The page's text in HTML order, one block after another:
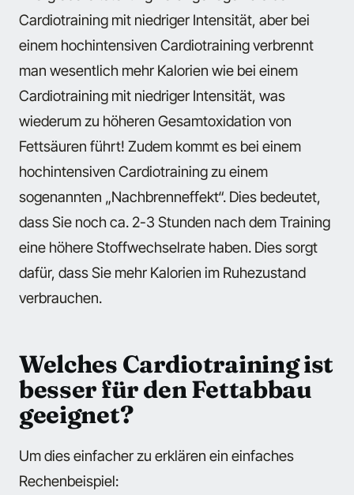
Cardiotraining mit niedriger Intensität, aber bei
einem hochintensiven Cardiotraining verbrennt
man wesentlich mehr Kalorien wie bei einem
Cardiotraining mit niedriger Intensität, was
wiederum zu höheren Gesamtoxidation von
Fettsäuren führt! Zudem kommt es bei einem
hochintensiven Cardiotraining zu einem
sogenannten „Nachbrenneffekt“. Dies bedeutet,
dass Sie noch ca. 2-3 Stunden nach dem Training
eine höhere Stoffwechselrate haben. Dies sorgt
dafür, dass Sie mehr Kalorien im Ruhezustand
verbrauchen.
Welches Cardiotraining ist
besser für den Fettabbau
geeignet?
Um dies einfacher zu erklären ein einfaches
Rechenbeispiel: